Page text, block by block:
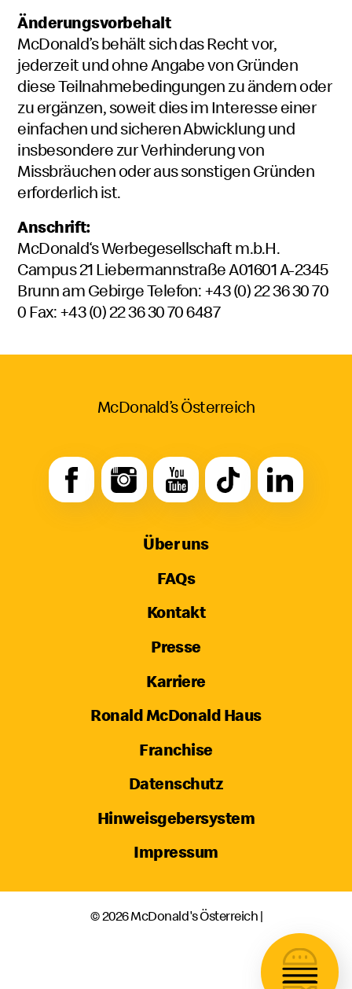
Änderungsvorbehalt
McDonald’s behält sich das Recht vor,
jederzeit und ohne Angabe von Gründen
diese Teilnahmebedingungen zu ändern oder
zu ergänzen, soweit dies im Interesse einer
einfachen und sicheren Abwicklung und
insbesondere zur Verhinderung von
Missbräuchen oder aus sonstigen Gründen
erforderlich ist.
Anschrift:
McDonald‘s Werbegesellschaft m.b.H.
Campus 21 Liebermannstraße A01601 A-2345
Brunn am Gebirge Telefon: +43 (0) 22 36 30 70
0 Fax: +43 (0) 22 36 30 70 6487
McDonald’s Österreich
Über uns
FAQs
Kontakt
Presse
Karriere
Ronald McDonald Haus
Franchise
Datenschutz
Hinweisgebersystem
Impressum
© 2026 McDonald's Österreich |